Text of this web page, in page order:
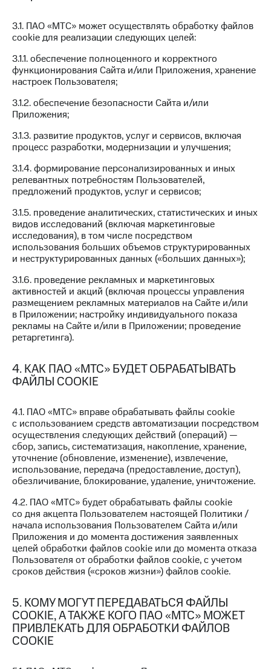
Покупка
полисов
онлайн
Скидка 30%
на связь
С картой
МТС
Деньги
МТС
Накопления
Откладывайте
деньги
и получайте
доход 15%
Платежи
и
переводы
Пополнить
номер
МТС
Настройки
автоплатежа
номер
другого
Оплата
интернета
и
ТВ
Переводы
с
телефона
на карту
МТС Pay
Оплата
по QR-
коду
магазин
Смартфоны
Наушники
RED,
РИИЛ
дешевле
при оплате
с карты
Обзоры
Скидки
до 40%
на смартфоны
покупке
со связью
МТС
3.1. ПАО «МТС» может осуществлять обработку файлов
cookie для реализации следующих целей:
3.1.1. обеспечение полноценного и корректного
функционирования Сайта и/или Приложения, хранение
настроек Пользователя;
3.1.2. обеспечение безопасности Сайта и/или
Приложения;
3.1.3. развитие продуктов, услуг и сервисов, включая
процесс разработки, модернизации и улучшения;
3.1.4. формирование персонализированных и иных
релевантных потребностям Пользователей,
предложений продуктов, услуг и сервисов;
3.1.5. проведение аналитических, статистических и иных
видов исследований (включая маркетинговые
исследования), в том числе посредством
использования больших объемов структурированных
и неструктурированных данных («больших данных»);
3.1.6. проведение рекламных и маркетинговых
активностей и акций (включая процессы управления
размещением рекламных материалов на Сайте и/или
в Приложении; настройку индивидуального показа
рекламы на Сайте и/или в Приложении; проведение
ретаргетинга).
4. КАК ПАО «МТС» БУДЕТ ОБРАБАТЫВАТЬ
ФАЙЛЫ COOKIE
4.1. ПАО «МТС» вправе обрабатывать файлы cookie
с использованием средств автоматизации посредством
осуществления следующих действий (операций) —
сбор, запись, систематизация, накопление, хранение,
уточнение (обновление, изменение), извлечение,
использование, передача (предоставление, доступ),
обезличивание, блокирование, удаление, уничтожение.
4.2. ПАО «МТС» будет обрабатывать файлы cookie
со дня акцепта Пользователем настоящей Политики /
начала использования Пользователем Сайта и/или
Приложения и до момента достижения заявленных
целей обработки файлов cookie или до момента отказа
Пользователя от обработки файлов cookie, с учетом
сроков действия («сроков жизни») файлов cookie.
5. КОМУ МОГУТ ПЕРЕДАВАТЬСЯ ФАЙЛЫ
COOKIE, А ТАКЖЕ КОГО ПАО «МТС» МОЖЕТ
ПРИВЛЕКАТЬ ДЛЯ ОБРАБОТКИ ФАЙЛОВ
COOKIE